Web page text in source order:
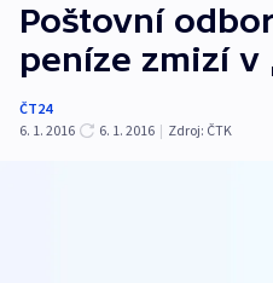
Poštovní
peníze zmizí v
ČT24
6. 1. 2016
6. 1. 2016 | Zdroj: ČTK